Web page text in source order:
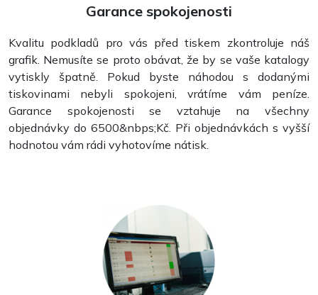
Garance spokojenosti
Kvalitu podkladů pro vás před tiskem zkontroluje náš
grafik. Nemusíte se proto obávat, že by se vaše katalogy
vytiskly špatně. Pokud byste náhodou s dodanými
tiskovinami nebyli spokojeni, vrátíme vám peníze.
Garance spokojenosti se vztahuje na všechny
objednávky do 6500&nbps;Kč. Při objednávkách s vyšší
hodnotou vám rádi vyhotovíme nátisk.